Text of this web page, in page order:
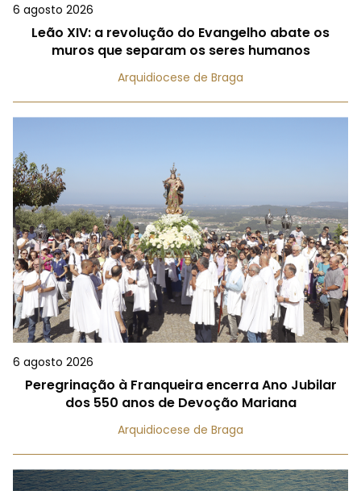
6 agosto 2026
Leão XIV: a revolução do Evangelho abate os
muros que separam os seres humanos
Arquidiocese de Braga
6 agosto 2026
Peregrinação à Franqueira encerra Ano Jubilar
dos 550 anos de Devoção Mariana
Arquidiocese de Braga